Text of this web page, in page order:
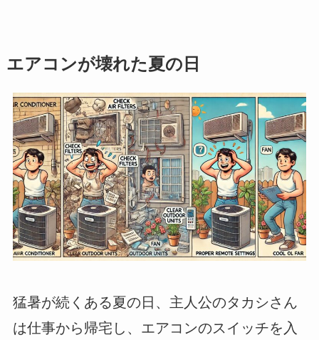
エアコンが壊れた夏の日
猛暑が続くある夏の日、主人公のタカシさん
は仕事から帰宅し、エアコンのスイッチを入